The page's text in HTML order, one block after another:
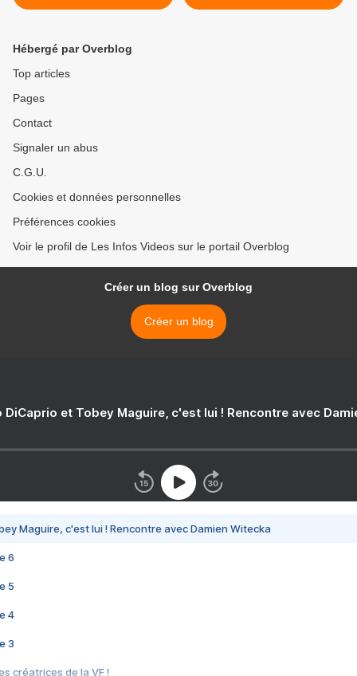
29 octobre à 22h40 sur
30 ans avec une spéciale
Hébergé par Overblog
Top articles
Pages
Contact
Signaler un abus
C.G.U.
Cookies et données personnelles
Préférences cookies
Voir le profil de Les Infos Videos sur le portail Overblog
Créer un blog sur Overblog
Créer un blog
DiCaprio et Tobey Maguire, c'est lui ! Rencontre avec
Maguire, c'est lui ! Rencontre avec Damien Witecka
6
5
4
3
créatrices de la VF !